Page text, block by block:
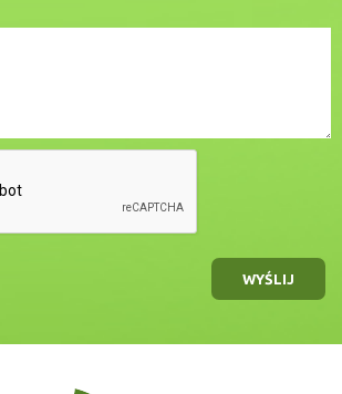
WYŚLIJ